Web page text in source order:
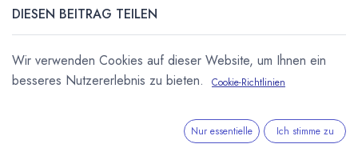
DIESEN BEITRAG TEILEN
Wir verwenden Cookies auf dieser Website, um Ihnen ein
besseres Nutzererlebnis zu bieten.
Cookie-Richtlinien
Nur essentielle Ich stimme zu